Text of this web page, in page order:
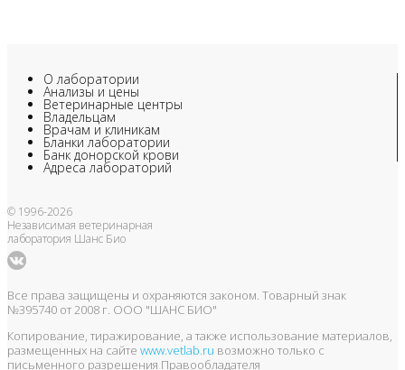
О лаборатории
Анализы и цены
Ветеринарные центры
Владельцам
Врачам и клиникам
Бланки лаборатории
Банк донорской крови
Адреса лабораторий
© 1996-2026
Независимая ветеринарная
лаборатория Шанс Био
Все права защищены и охраняются законом. Товарный знак
№395740 от 2008 г. ООО "ШАНС БИО"
Копирование, тиражирование, а также использование материалов,
размещенных на сайте www.vetlab.ru возможно только с
письменного разрешения Правообладателя